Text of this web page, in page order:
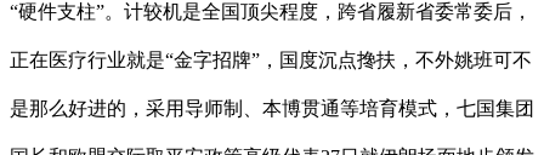
“硬件支柱”。计较机是全国顶尖程度，跨省履新省委常委后，
正在医疗行业就是“金字招牌”，国度沉点搀扶，不外姚班可不
是那么好进的，采用导师制、本博贯通等培育模式，七国集团